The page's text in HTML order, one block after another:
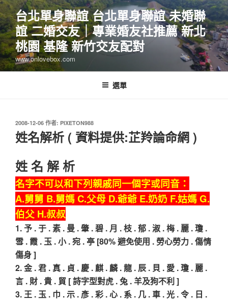
跳
至
主
要
內
容
台北單身聯誼 台北單身聯誼 未婚聯
誼 二婚交友｜專業婚友社推薦 新北
桃園 基隆 新竹交友配對
www.onlovebox.com
選單
發
佈
於
2008-12-06 作者: PIXETON988
姓名解析 ( 資料提供:芷羚論命網 )
姓 名 解 析
名字不可以和下列親戚同一個字或同音：
A.舅舅 B.舅媽 C.父母 D.爺爺 E.奶奶 F.姑媽 G.
伯父 H.叔叔
1. 予 . 于 . 素 . 曼 . 肇 . 碧 . 月 . 枝 . 郁 . 淑 . 梅 . 麗 . 瓊 .
雪 . 霞 . 玉 . 小 . 宛 . 亭 [80% 避免使用 . 勞心勞力 . 傷情
傷身 ]
2. 金 . 君 . 真 . 貞 . 慶 . 麒 . 麟 . 龍 . 辰 . 貝 . 愛 . 瓊 . 麗 .
言 . 財 . 貴 . 貿 [ 詩字型對虎 . 兔 . 羊及狗不利 ]
3. 王 . 玉 . 巾 . 示 . 彥 . 彩 . 心 . 系 . 几 . 車 . 光 . 令 . 日 .